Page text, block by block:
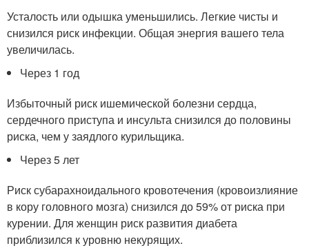
Усталость или одышка уменьшились. Легкие чисты и
снизился риск инфекции. Общая энергия вашего тела
увеличилась.
Через 1 год
Избыточный риск ишемической болезни сердца,
сердечного приступа и инсульта снизился до половины
риска, чем у заядлого курильщика.
Через 5 лет
Риск субарахноидального кровотечения (кровоизлияние
в кору головного мозга) снизился до 59% от риска при
курении. Для женщин риск развития диабета
приблизился к уровню некурящих.